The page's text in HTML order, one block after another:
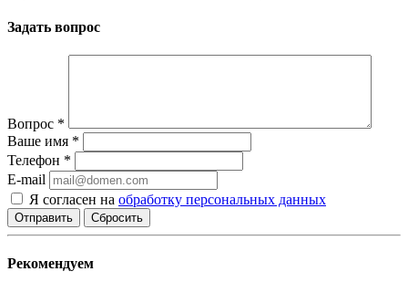
Задать вопрос
Вопрос *
Ваше имя *
Телефон *
E-mail
Я согласен на обработку персональных данных
Сбросить
Рекомендуем